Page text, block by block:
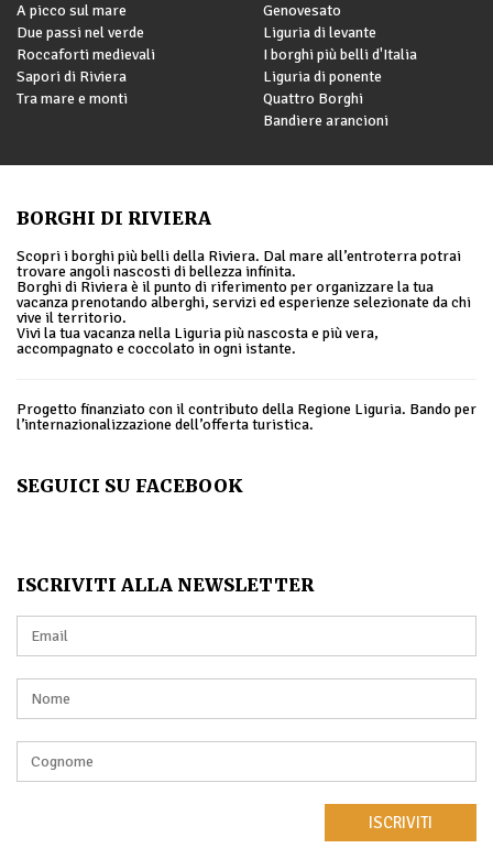
A picco sul mare
Due passi nel verde
Roccaforti medievali
Sapori di Riviera
Tra mare e monti
Genovesato
Liguria di levante
I borghi più belli d'Italia
Liguria di ponente
Quattro Borghi
Bandiere arancioni
BORGHI DI RIVIERA
Scopri i borghi più belli della Riviera. Dal mare all’entroterra potrai
trovare angoli nascosti di bellezza infinita.
Borghi di Riviera è il punto di riferimento per organizzare la tua
vacanza prenotando alberghi, servizi ed esperienze selezionate da chi
vive il territorio.
Vivi la tua vacanza nella Liguria più nascosta e più vera,
accompagnato e coccolato in ogni istante.
Progetto finanziato con il contributo della Regione Liguria. Bando per
l’internazionalizzazione dell’offerta turistica.
SEGUICI SU FACEBOOK
ISCRIVITI ALLA NEWSLETTER
ISCRIVITI